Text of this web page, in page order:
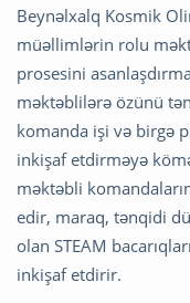
Beynəlxalq Kosmik
müəllimlərin rolu
prosesini
məktəblilərə özünü
komanda işi və birgə
inkişaf etdirməyə
məktəbli
edir, maraq, tənqidi
olan STEAM
inkişaf etdirir.